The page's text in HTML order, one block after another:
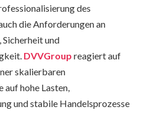
des
die Anforderungen an
und
DVVGroup reagiert auf
skalierbaren
hohe Lasten,
und stabile Handelsprozesse